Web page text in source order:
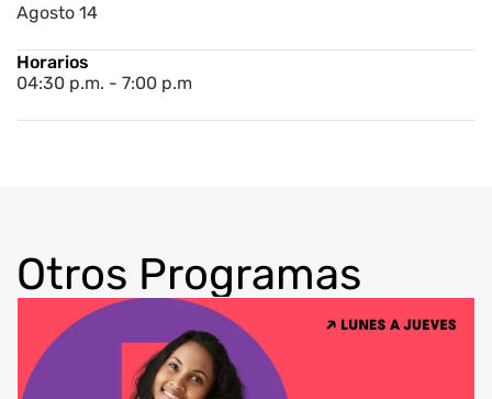
Agosto 14
Horarios
04:30 p.m. - 7:00 p.m
Otros Programas